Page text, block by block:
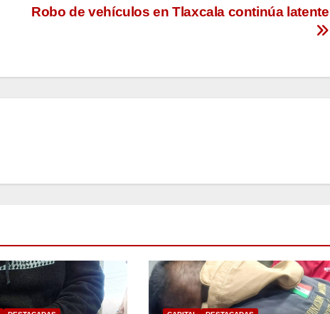
Robo de vehículos en Tlaxcala continúa latente